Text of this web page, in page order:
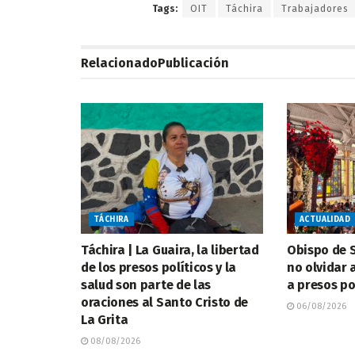
Tags: OIT Táchira Trabajadores
RelacionadoPublicación
TÁCHIRA
Táchira | La Guaira, la libertad
de los presos políticos y la
salud son parte de las
oraciones al Santo Cristo de
La Grita
08/08/2026
ACTUALIDAD
Obispo de
no olvidar
a presos
06/08/2026